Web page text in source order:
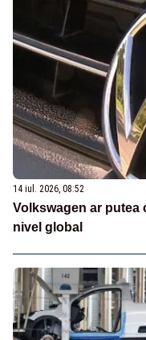
14 iul. 2026, 08:52
Volkswagen ar putea
nivel global